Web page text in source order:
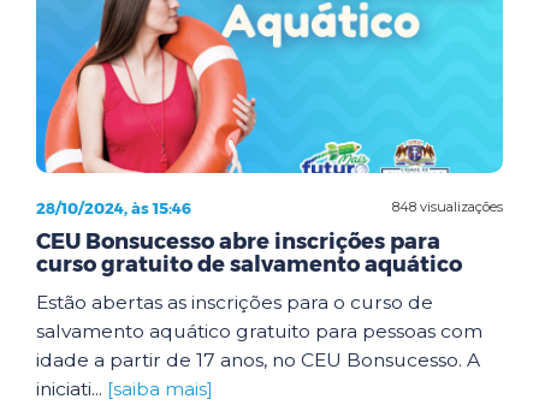
848 visualizações
28/10/2024, às 15:46
CEU Bonsucesso abre inscrições para
curso gratuito de salvamento aquático
Estão abertas as inscrições para o curso de
salvamento aquático gratuito para pessoas com
idade a partir de 17 anos, no CEU Bonsucesso. A
iniciati... [saiba mais]